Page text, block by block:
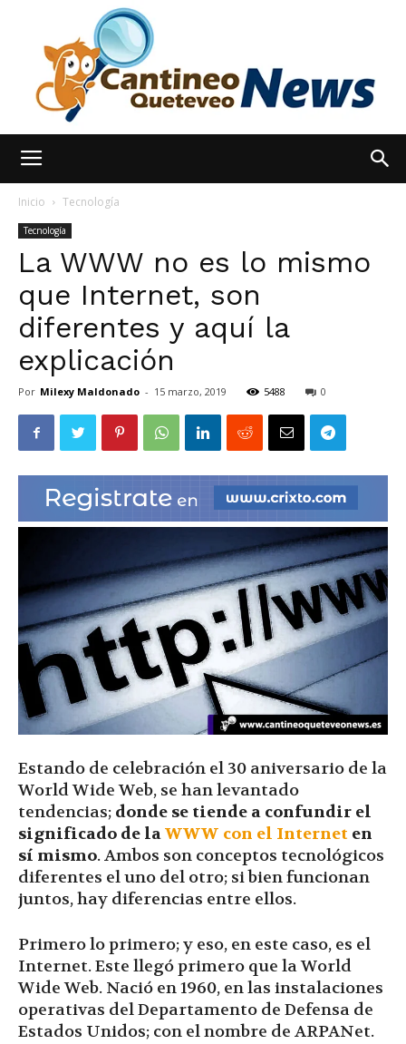
Noticias
hoy
|
Ultima
Hora
|
Inicio Tecnología
Tecnología
La WWW no es lo mismo
que Internet, son
diferentes y aquí la
explicación
Por Milexy Maldonado - 15 marzo, 2019 5488 0
Estando de celebración el 30 aniversario de la
World Wide Web, se han levantado
tendencias; donde se tiende a confundir el
significado de laWWW con el Internet en
sí mismo. Ambos son conceptos tecnológicos
diferentes el uno del otro; si bien funcionan
juntos, hay diferencias entre ellos.
Primero lo primero; y eso, en este caso, es el
Internet. Este llegó primero que la World
Wide Web. Nació en 1960, en las instalaciones
operativas del Departamento de Defensa de
Estados Unidos; con el nombre de ARPANet.